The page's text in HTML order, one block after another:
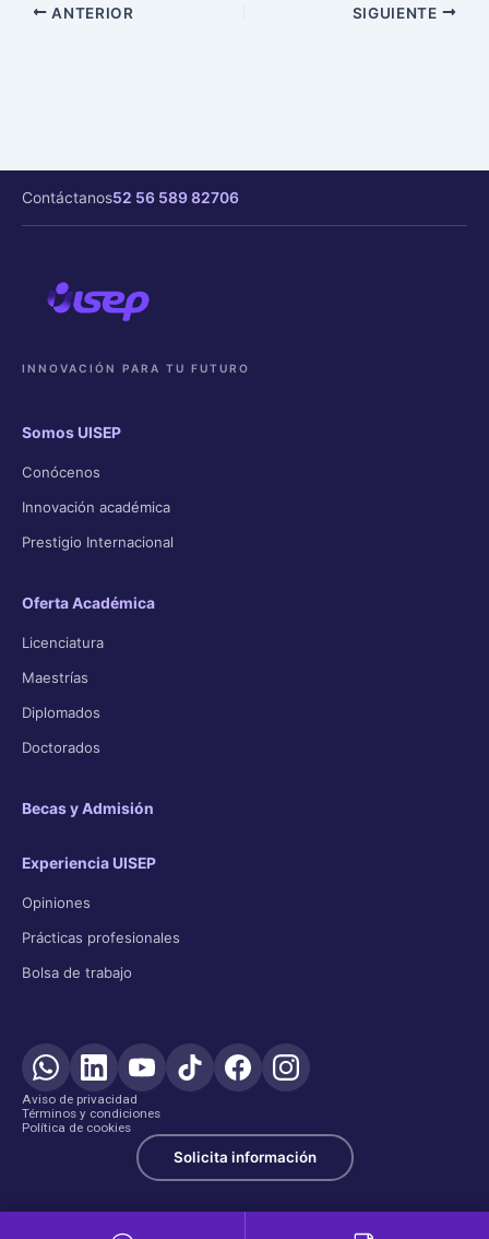
ANTERIOR SIGUIENTE
Contáctanos52 56 589 82706
INNOVACIÓN PARA TU FUTURO
Somos UISEP
Conócenos
Innovación académica
Prestigio Internacional
Oferta Académica
Licenciatura
Maestrías
Diplomados
Doctorados
Becas y Admisión
Experiencia UISEP
Opiniones
Prácticas profesionales
Bolsa de trabajo
Aviso de privacidad
Términos y condiciones
Política de cookies
Solicita información